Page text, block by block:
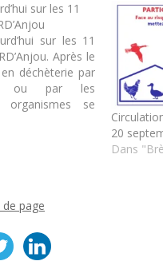
sur les 11
sur les 11
Après le
déchèterie par
ou par les
organismes se
et de leur
vie. Sur la
20
Dans
page